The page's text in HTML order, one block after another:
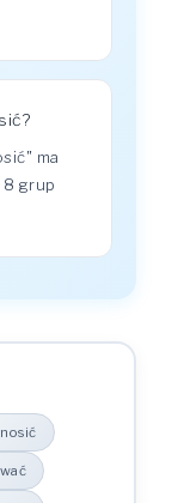
ma
grup